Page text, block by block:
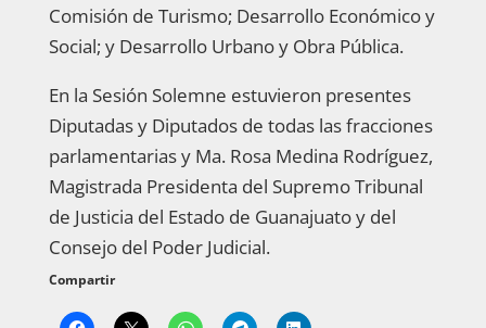
Comisión de Turismo; Desarrollo Económico y
Social; y Desarrollo Urbano y Obra Pública.
En la Sesión Solemne estuvieron presentes
Diputadas y Diputados de todas las fracciones
parlamentarias y Ma. Rosa Medina Rodríguez,
Magistrada Presidenta del Supremo Tribunal
de Justicia del Estado de Guanajuato y del
Consejo del Poder Judicial.
Compartir